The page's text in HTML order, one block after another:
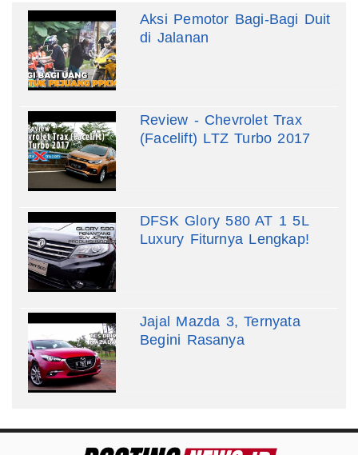
Aksi Pemotor Bagi-Bagi Duit
di Jalanan
Review - Chevrolet Trax
(Facelift) LTZ Turbo 2017
DFSK Glory 580 AT 1 5L
Luxury Fiturnya Lengkap!
Jajal Mazda 3, Ternyata
Begini Rasanya